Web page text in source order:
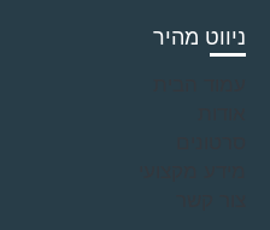
ניווט מהיר